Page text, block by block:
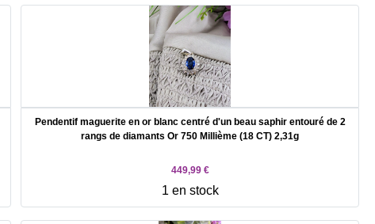
Pendentif maguerite en or blanc centré d'un beau saphir entouré de 2
rangs de diamants Or 750 Millième (18 CT) 2,31g
449,99 €
1 en stock